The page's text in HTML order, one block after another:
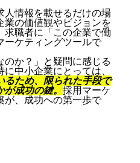
人情報を載せるだけの場
業の価値観やビジョンを
求職者に「この企業で働
ーケティングツールで
のか？」と疑問に感じる
中小企業にとっては、
るため、限られた手段で
成功の鍵。 採用マーケ
が、成功への第一歩で